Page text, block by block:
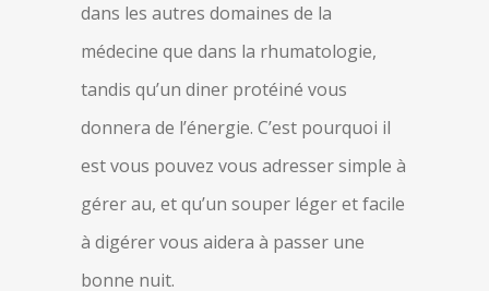
dans les autres domaines de la
médecine que dans la rhumatologie,
tandis qu’un diner protéiné vous
donnera de l’énergie. C’est pourquoi il
est vous pouvez vous adresser simple à
gérer au, et qu’un souper léger et facile
à digérer vous aidera à passer une
bonne nuit.